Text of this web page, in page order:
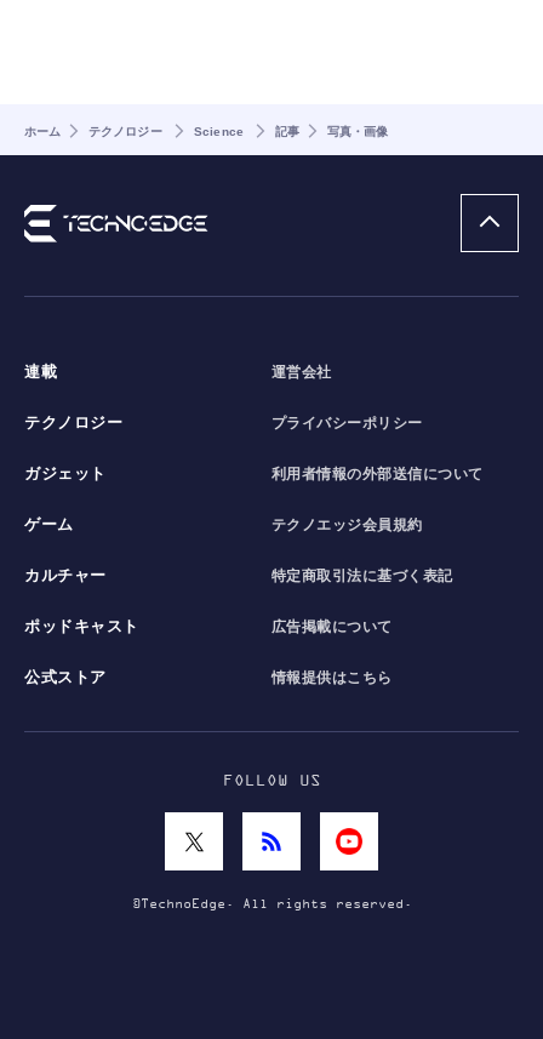
ホーム テクノロジー Science 記事 写真・画像
連載
テクノロジー
ガジェット
ゲーム
カルチャー
ポッドキャスト
公式ストア
運営会社
プライバシーポリシー
利用者情報の外部送信について
テクノエッジ会員規約
特定商取引法に基づく表記
広告掲載について
情報提供はこちら
FOLLOW US
©TechnoEdge. All rights reserved.